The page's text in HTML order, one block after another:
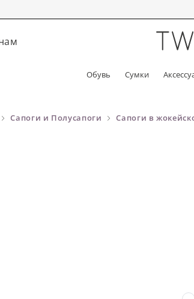
Обувь Сумки
Сапоги и Полусапоги Сапоги в